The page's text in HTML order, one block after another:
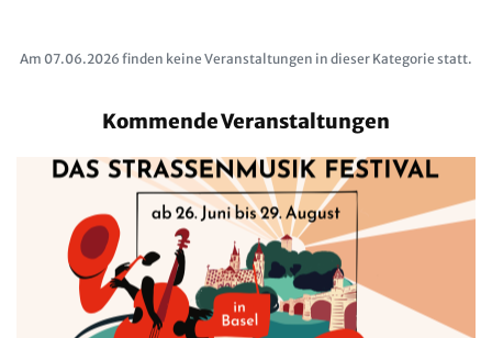
Am 07.06.2026 finden keine Veranstaltungen in dieser Kategorie statt.
Kommende Veranstaltungen